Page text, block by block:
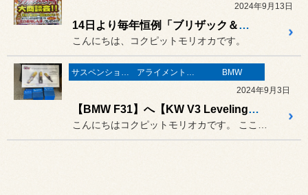
2024年9月13日
14日より毎年恒例「ブリザック＆ホイール大商談会」開催です！！
こんにちは、コクピットモリオカです。
サスペンション・ボディ関連 アライメント調整
BMW
2024年9月3日
【BMW F31】へ【KW V3 Leveling】！